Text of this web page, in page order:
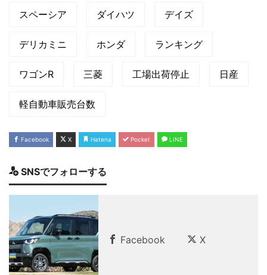
スペーシア ダイハツ デイズ
デリカミニ ホンダ ランキング
ワゴンR 三菱 工場出荷停止 日産
軽自動車販売台数
Facebook X Hatena Pocket LINE
SNSでフォローする
Facebook X